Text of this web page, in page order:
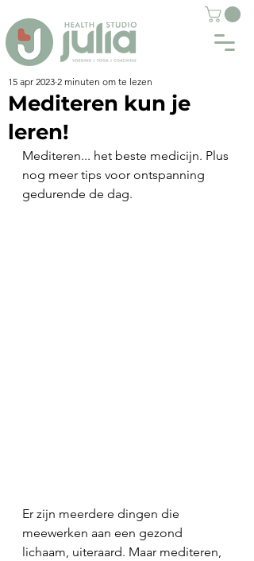
Mediteren kun je
leren!
15 apr 2023 2 minuten om te lezen
Mediteren... het beste medicijn. Plus
nog meer tips voor ontspanning
gedurende de dag.
Er zijn meerdere dingen die
meewerken aan een gezond
lichaam, uiteraard. Maar mediteren,